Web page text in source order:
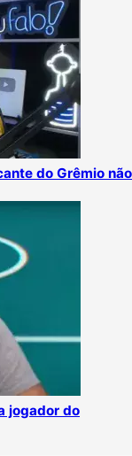
do Grêmio não
jogador do